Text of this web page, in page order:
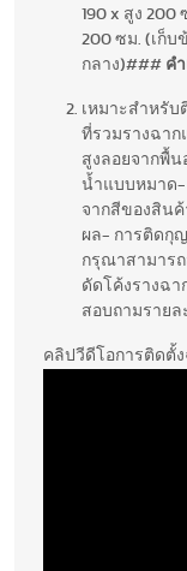
190 x สูง 200
200 ซม. (เก็บ
กลาง)### ค
เหมาะสำหรั
ที่รวมรางฉา
สูงลอยจากพื้น
น้ำแบบหมาด-
จากสีของสินค้
ผล- การติดกุ
กรุณาสามาร
ดัดโค้งรางฉา
สอบถามราย
คลิปวีดีโอการติดตั้